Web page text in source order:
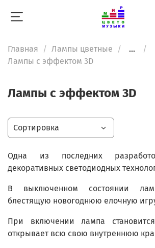
Главная Лампы цветные
...
Лампы с эффектом 3D
Лампы с эффектом 3D
Одна из последних
декоративных светодиодных
В выключенном состоянии
блестящую новогоднюю елочную
При включении лампа
открывает всю свою внутреннюю